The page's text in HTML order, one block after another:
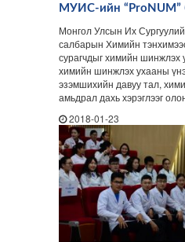
МУИС-ийн “ProNUM”
Монгол Улсын Их
салбарын Химийн
сурагчдыг химийн шинжлэх
химийн шинжлэх ухааны
эзэмшихийн давуу тал,
амьдрал дахь хэрэглээг
2018-01-23